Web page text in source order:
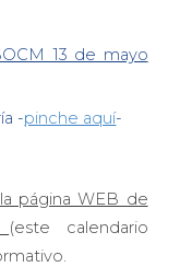
13 de mayo
-pinche aquí-
página WEB de
(este calendario